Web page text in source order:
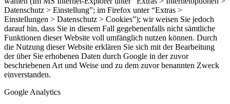
Datenschutz > Einstellung”; im Firefox unter “Extras >
Einstellungen > Datenschutz > Cookies”); wir weisen Sie jedoch
darauf hin, dass Sie in diesem Fall gegebenenfalls nicht sämtliche
Funktionen dieser Website voll umfänglich nutzen können. Durch
die Nutzung dieser Website erklären Sie sich mit der Bearbeitung
der über Sie erhobenen Daten durch Google in der zuvor
beschriebenen Art und Weise und zu dem zuvor benannten Zweck
einverstanden.
Google Analytics